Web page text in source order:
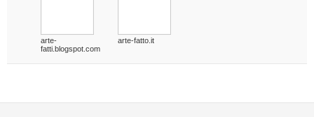
arte-
fatti.blogspot.com
arte-fatto.it